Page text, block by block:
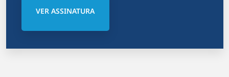
VER ASSINATURA